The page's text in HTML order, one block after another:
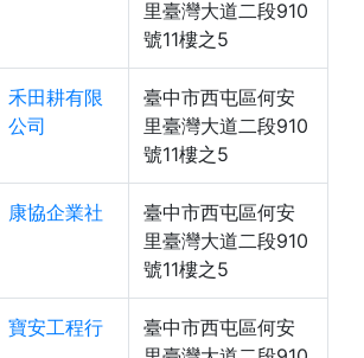
里臺灣大道二段910
號11樓之5
禾田耕有限
公司
臺中市西屯區何安
里臺灣大道二段910
號11樓之5
康協企業社
臺中市西屯區何安
里臺灣大道二段910
號11樓之5
寶安工程行
臺中市西屯區何安